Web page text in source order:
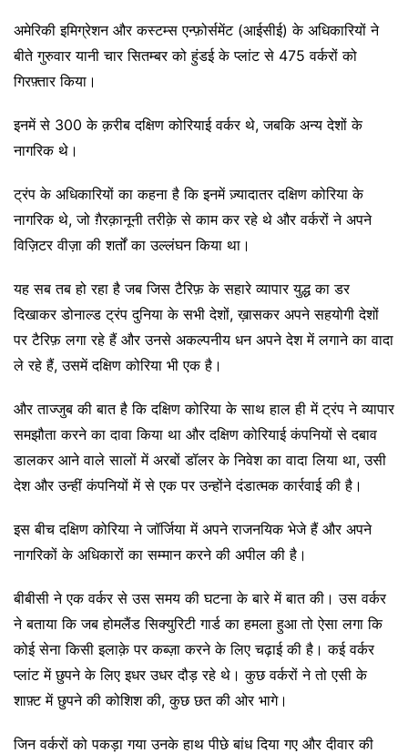
अमेरिकी इमिग्रेशन और कस्टम्स एन्फ़ोर्समेंट (आईसीई) के अधिकारियों ने
बीते गुरुवार यानी चार सितम्बर को हुंडई के प्लांट से 475 वर्करों को
गिरफ़्तार किया।
इनमें से 300 के क़रीब दक्षिण कोरियाई वर्कर थे, जबकि अन्य देशों के
नागरिक थे।
ट्रंप के अधिकारियों का कहना है कि इनमें ज़्यादातर दक्षिण कोरिया के
नागरिक थे, जो ग़ैरक़ानूनी तरीक़े से काम कर रहे थे और वर्करों ने अपने
विज़िटर वीज़ा की शर्तों का उल्लंघन किया था।
यह सब तब हो रहा है जब जिस टैरिफ़ के सहारे व्यापार युद्ध का डर
दिखाकर डोनाल्ड ट्रंप दुनिया के सभी देशों, ख़ासकर अपने सहयोगी देशों
पर टैरिफ़ लगा रहे हैं और उनसे अकल्पनीय धन अपने देश में लगाने का वादा
ले रहे हैं, उसमें दक्षिण कोरिया भी एक है।
और ताज्जुब की बात है कि दक्षिण कोरिया के साथ हाल ही में ट्रंप ने व्यापार
समझौता करने का दावा किया था और दक्षिण कोरियाई कंपनियों से दबाव
डालकर आने वाले सालों में अरबों डॉलर के निवेश का वादा लिया था, उसी
देश और उन्हीं कंपनियों में से एक पर उन्होंने दंडात्मक कार्रवाई की है।
इस बीच दक्षिण कोरिया ने जॉर्जिया में अपने राजनयिक भेजे हैं और अपने
नागरिकों के अधिकारों का सम्मान करने की अपील की है।
बीबीसी ने एक वर्कर से उस समय की घटना के बारे में बात की। उस वर्कर
ने बताया कि जब होमलैंड सिक्युरिटी गार्ड का हमला हुआ तो ऐसा लगा कि
कोई सेना किसी इलाक़े पर कब्ज़ा करने के लिए चढ़ाई की है। कई वर्कर
प्लांट में छुपने के लिए इधर उधर दौड़ रहे थे। कुछ वर्करों ने तो एसी के
शाफ़्ट में छुपने की कोशिश की, कुछ छत की ओर भागे।
जिन वर्करों को पकड़ा गया उनके हाथ पीछे बांध दिया गए और दीवार की